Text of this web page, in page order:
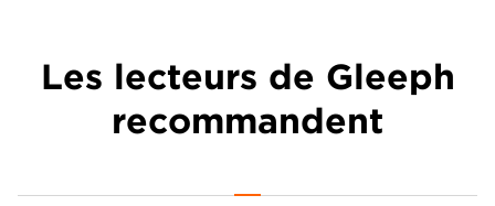
Les lecteurs de Gleeph
recommandent